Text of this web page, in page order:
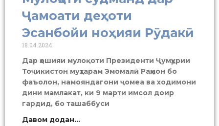
Ҷамоати деҳоти
Эсанбойи ноҳияи Рӯдакӣ
18.04.2024
Дар ҳошияи мулоқоти Президенти Ҷумҳурии
Тоҷикистон муҳтарам Эмомалӣ Раҳмон бо
фаъолон, намояндагони ҷомеа ва ходимони
дини мамлакат, ки 9 марти имсол доир
гардид, бо ташаббуси
Давом додан...